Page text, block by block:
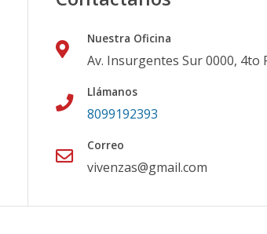
Nuestra Oficina
Av. Insurgentes Sur 0000, 4to
Llámanos
8099192393
Correo
vivenzas@gmail.com